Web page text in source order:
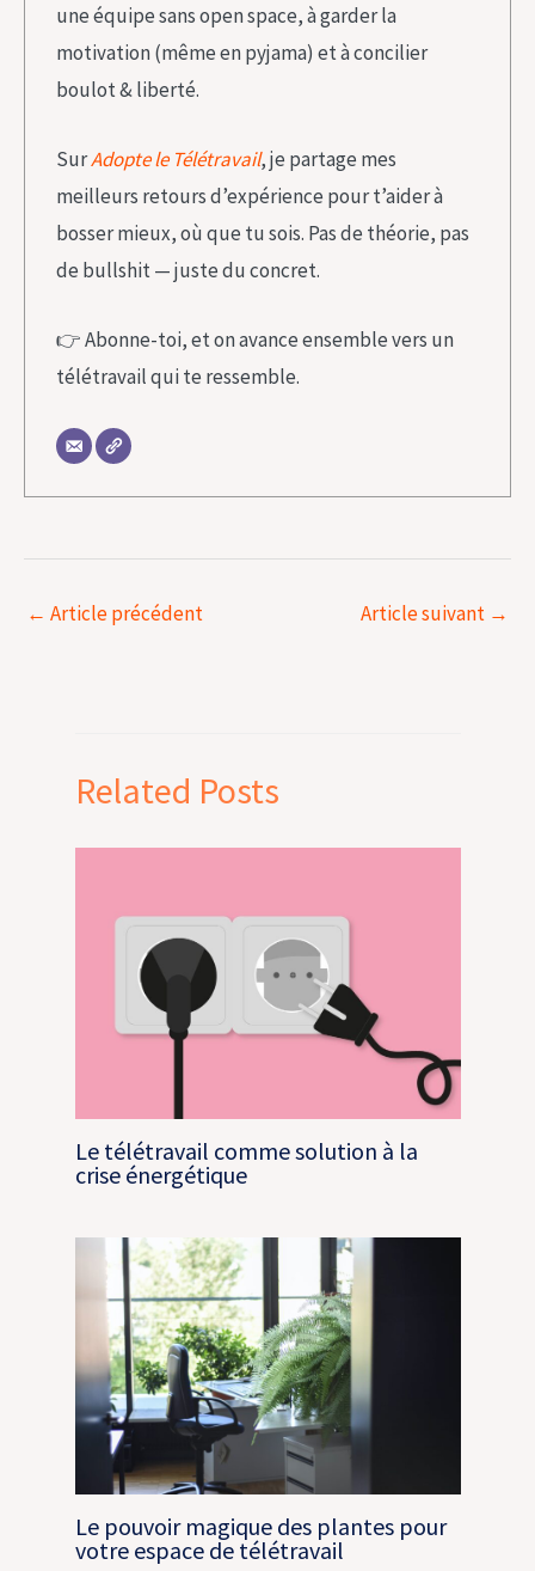
une équipe sans open space, à garder la
motivation (même en pyjama) et à concilier
boulot & liberté.
SurAdopte le Télétravail, je partage mes
meilleurs retours d’expérience pour t’aider à
bosser mieux, où que tu sois. Pas de théorie, pas
de bullshit — juste du concret.
👉 Abonne-toi, et on avance ensemble vers un
télétravail qui te ressemble.
← Article précédent Article suivant →
Related Posts
Le télétravail comme solution à la
crise énergétique
Le pouvoir magique des plantes pour
votre espace de télétravail